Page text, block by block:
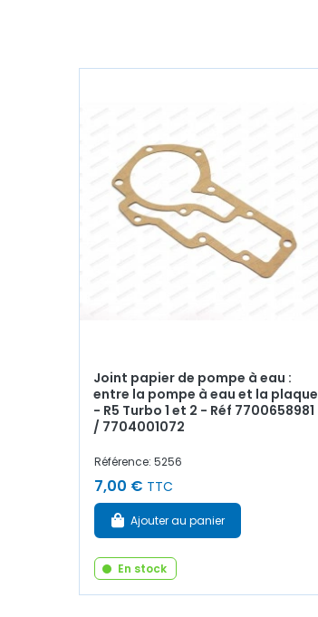
Joint papier de pompe à eau :
entre la pompe à eau et la plaque
- R5 Turbo 1 et 2 - Réf 7700658981
/ 7704001072
Référence: 5256
7,00 € TTC
Ajouter au panier
En stock